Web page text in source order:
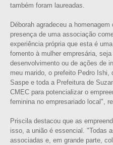
também foram laureadas.
Déborah agradeceu a
presença de uma associação
experiência própria que esta é
fomento à mulher empresária,
desenvolvimento ou de ações de
meu marido, o prefeito Pedro
Saspe e toda a Prefeitura de
CMEC para potencializar o
feminina no empresariado local",
Priscila destacou que as
isso, a união é essencial. "Todas
associadas e, em grande parte,